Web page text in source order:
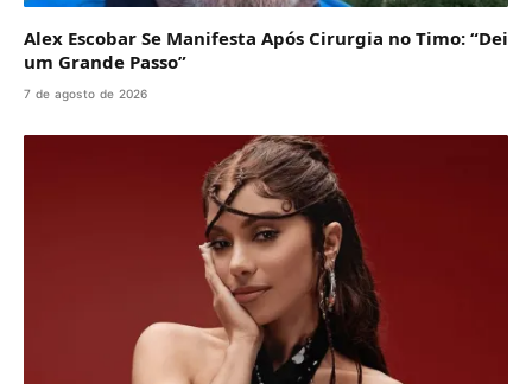
Alex Escobar Se Manifesta Após Cirurgia no Timo: “Dei
um Grande Passo”
7 de agosto de 2026